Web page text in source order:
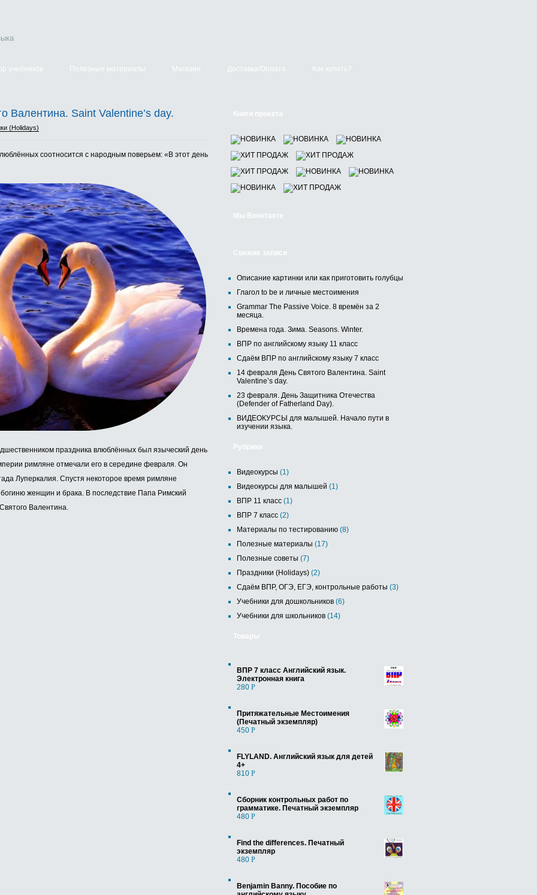
учебников Полезные материалы Магазин Доставка/Оплата Как купить?
Валентина. Saint Valentine’s day.
(Holidays)
соотносится с народным поверьем: «В этот день
праздника влюблённых был языческий день
римляне отмечали его в середине февраля. Он
Луперкалия. Спустя некоторое время римляне
женщин и брака. В последствие Папа Римский
Валентина.
Книги проекта
Мы Вконтакте
Свежие записи
Описание картинки или как приготовить голубцы
Глагол to be и личные местоимения
Grammar The Passive Voice. 8 времён за 2
месяца.
Времена года. Зима. Seasons. Winter.
ВПР по английскому языку 11 класс
Сдаём ВПР по английскому языку 7 класс
14 февраля День Святого Валентина. Saint
Valentine’s day.
23 февраля. День Защитника Отечества
(Defender of Fatherland Day).
ВИДЕОКУРСЫ для малышей. Начало пути в
изучении языка.
Рубрики
Видеокурсы (1)
Видеокурсы для малышей (1)
ВПР 11 класс (1)
ВПР 7 класс (2)
Материалы по тестированию (8)
Полезные материалы (17)
Полезные советы (7)
Праздники (Holidays) (2)
Сдаём ВПР, ОГЭ, ЕГЭ, контрольные работы (3)
Учебники для дошкольников (6)
Учебники для школьников (14)
Товары
ВПР 7 класс Английский язык.
Электронная книга
280 Р
Притяжательные Местоимения
(Печатный экземпляр)
450 Р
FLYLAND. Английский язык для детей
4+
810 Р
Сборник контрольных работ по
грамматике. Печатный экземпляр
480 Р
Find the differences. Печатный
экземпляр
480 Р
Benjamin Banny. Пособие по